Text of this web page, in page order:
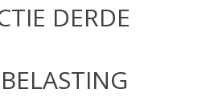
DERDE